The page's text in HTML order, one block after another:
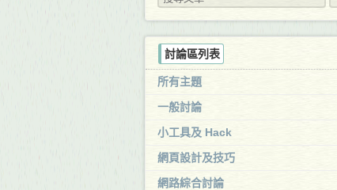
討論區列表
所有主題
一般討論
小工具及 Hack
網頁設計及技巧
網路綜合討論